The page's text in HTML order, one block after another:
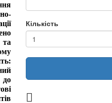
до
Кількість